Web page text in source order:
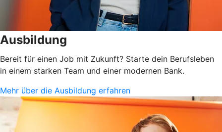
Ausbildung
Bereit für einen Job mit Zukunft? Starte dein Berufsleben
in einem starken Team und einer modernen Bank.
Mehr über die Ausbildung erfahren